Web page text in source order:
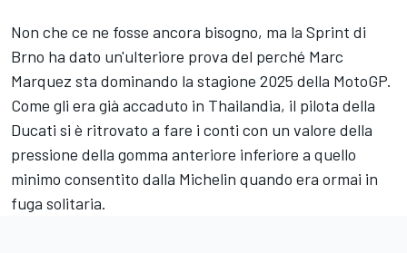
Non che ce ne fosse ancora bisogno, ma la Sprint di
Brno ha dato un'ulteriore prova del perché Marc
Marquez sta dominando la stagione 2025 della MotoGP.
Come gli era già accaduto in Thailandia, il pilota della
Ducati si è ritrovato a fare i conti con un valore della
pressione della gomma anteriore inferiore a quello
minimo consentito dalla Michelin quando era ormai in
fuga solitaria.